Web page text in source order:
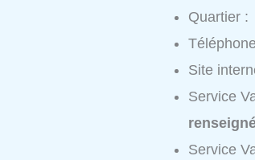
Quartier :
Site
Service
Service